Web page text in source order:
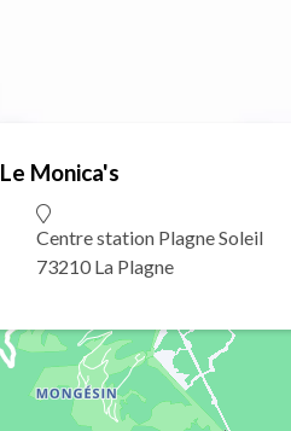
Le Monica's
Centre station Plagne Soleil
73210 La Plagne